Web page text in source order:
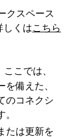
クスペース
しくはこちら
こでは、
備えた、
のコネクシ
たは更新を